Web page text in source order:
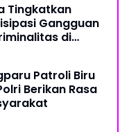
Tingkatkan
Gangguan
di
Patroli Biru
Berikan Rasa